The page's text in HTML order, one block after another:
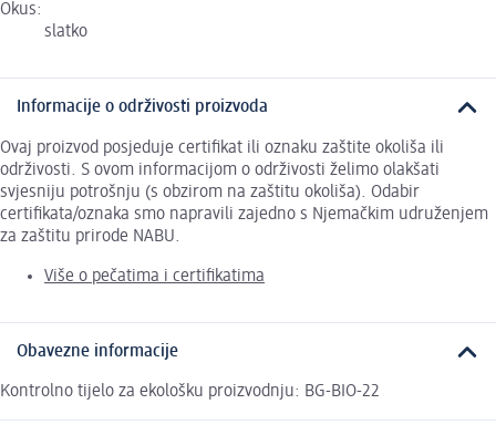
Okus:
slatko
Informacije o održivosti proizvoda
Ovaj proizvod posjeduje certifikat ili oznaku zaštite okoliša ili
održivosti. S ovom informacijom o održivosti želimo olakšati
svjesniju potrošnju (s obzirom na zaštitu okoliša). Odabir
certifikata/oznaka smo napravili zajedno s Njemačkim udruženjem
za zaštitu prirode NABU.
Više o pečatima i certifikatima
Obavezne informacije
Kontrolno tijelo za ekološku proizvodnju: BG-BIO-22